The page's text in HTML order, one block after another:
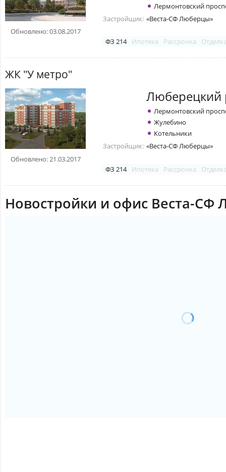
Обновлено: 03.08.2017
Лермонтовский
Застройщик: «Веста-СФ Люберцы»
ФЗ 214 Ипотека Рассрочка
ЖК "У метро"
Обновлено: 21.03.2017
Люберецкий
Лермонтовский
Жулебино
Котельники
Застройщик: «Веста-СФ Люберцы»
ФЗ 214 Ипотека Рассрочка
Новостройки и офис Веста-СФ